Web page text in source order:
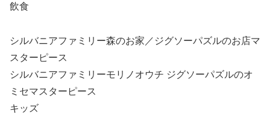
飲食
シルバニアファミリー森のお家／ジグソーパズルのお店マ
スターピース
シルバニアファミリーモリノオウチ ジグソーパズルのオ
ミセマスターピース
キッズ